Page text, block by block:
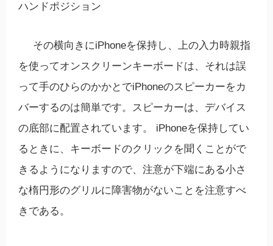
ハンドポジション
その横向きにiPhoneを保持し、上の入力時親指
を使ってオンスクリーンキーボードは、それは誤
って手のひらのかかとでiPhoneのスピーカーをカ
バーするのは簡単です。スピーカーは、デバイス
の底部に配置されています。 iPhoneを保持してい
るときに、キーボードのクリックを聞くことがで
きるようになりますので、注意が下端にある小さ
な楕円形のグリルに障害物がないことを注意すべ
きである。